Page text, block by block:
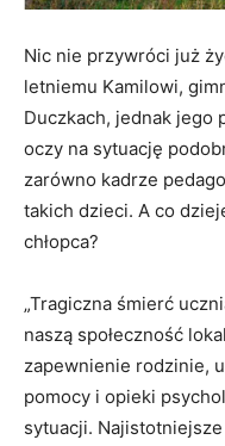
Nic nie przywróci już
letniemu Kamilowi,
Duczkach, jednak jego
oczy na sytuację
zarówno kadrze
takich dzieci. A co
chłopca?
„Tragiczna śmierć
naszą społeczność
zapewnienie rodzinie,
pomocy i opieki
sytuacji.